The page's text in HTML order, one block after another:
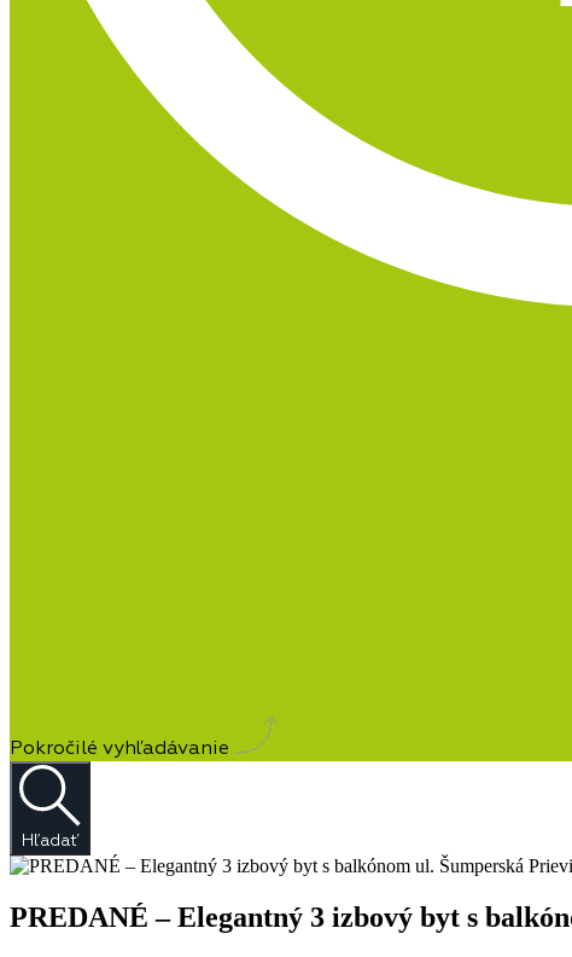
Pokročilé vyhľadávanie
Hľadať
PREDANÉ – Elegantný 3 izbový byt s